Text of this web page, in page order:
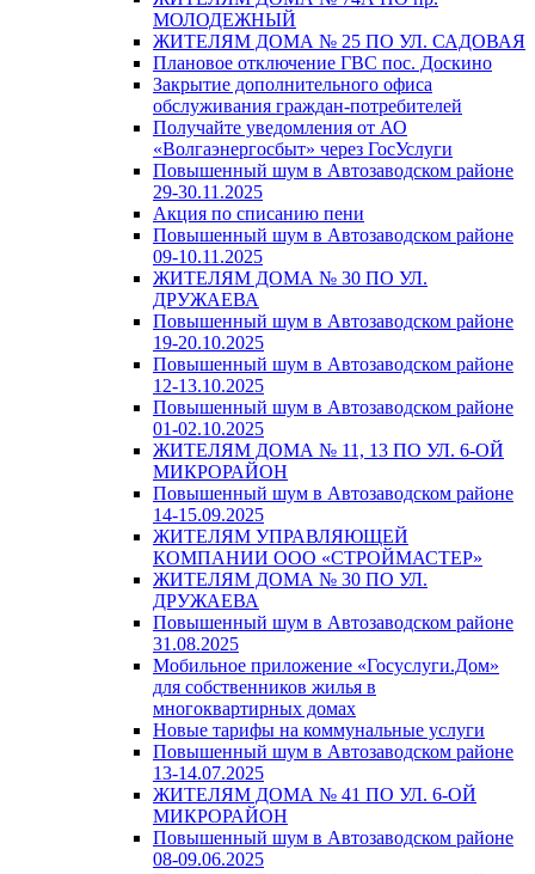
МОЛОДЕЖНЫЙ
ЖИТЕЛЯМ ДОМА № 25 ПО УЛ. САДОВАЯ
Плановое отключение ГВС пос. Доскино
Закрытие дополнительного офиса
обслуживания граждан-потребителей
Получайте уведомления от АО
«Волгаэнергосбыт» через ГосУслуги
Повышенный шум в Автозаводском районе
29-30.11.2025
Акция по списанию пени
Повышенный шум в Автозаводском районе
09-10.11.2025
ЖИТЕЛЯМ ДОМА № 30 ПО УЛ.
ДРУЖАЕВА
Повышенный шум в Автозаводском районе
19-20.10.2025
Повышенный шум в Автозаводском районе
12-13.10.2025
Повышенный шум в Автозаводском районе
01-02.10.2025
ЖИТЕЛЯМ ДОМА № 11, 13 ПО УЛ. 6-ОЙ
МИКРОРАЙОН
Повышенный шум в Автозаводском районе
14-15.09.2025
ЖИТЕЛЯМ УПРАВЛЯЮЩЕЙ
КОМПАНИИ ООО «СТРОЙМАСТЕР»
ЖИТЕЛЯМ ДОМА № 30 ПО УЛ.
ДРУЖАЕВА
Повышенный шум в Автозаводском районе
31.08.2025
Мобильное приложение «Госуслуги.Дом»
для собственников жилья в
многоквартирных домах
Новые тарифы на коммунальные услуги
Повышенный шум в Автозаводском районе
13-14.07.2025
ЖИТЕЛЯМ ДОМА № 41 ПО УЛ. 6-ОЙ
МИКРОРАЙОН
Повышенный шум в Автозаводском районе
08-09.06.2025